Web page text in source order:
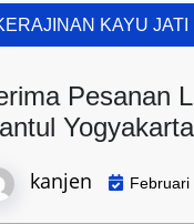
KAYU JATI
Pesanan
Yogyakarta
kanjen Februari